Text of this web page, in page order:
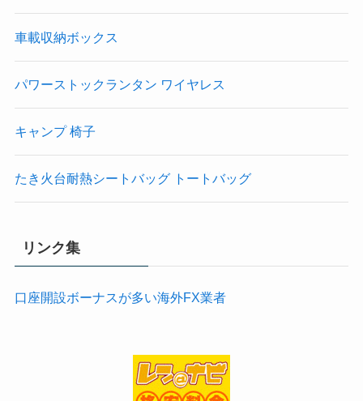
車載収納ボックス
パワーストックランタン ワイヤレス
キャンプ 椅子
たき火台耐熱シートバッグ トートバッグ
リンク集
口座開設ボーナスが多い海外FX業者